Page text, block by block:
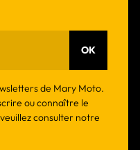
OK
de Mary Moto.
ou connaître le
consulter notre